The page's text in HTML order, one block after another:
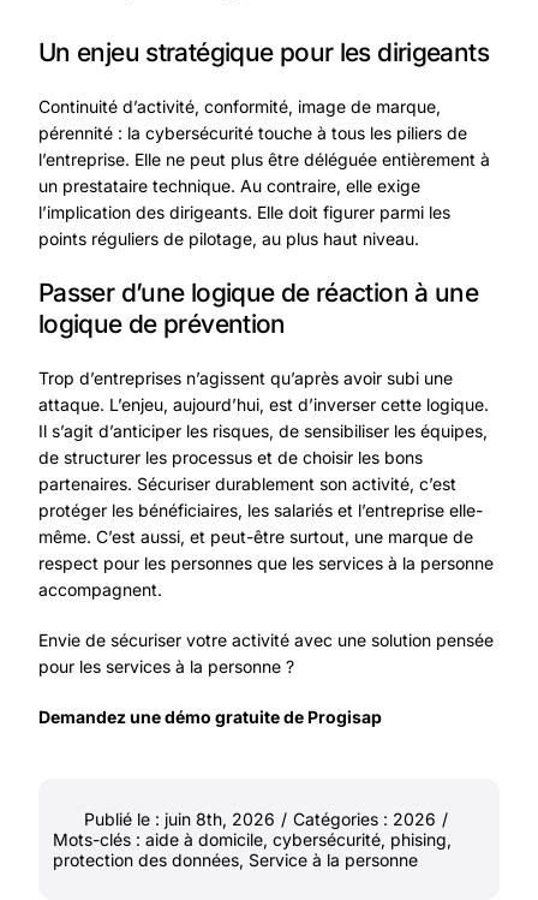
Un enjeu stratégique pour les dirigeants
Continuité d’activité, conformité, image de marque,
pérennité : la cybersécurité touche à tous les piliers de
l’entreprise. Elle ne peut plus être déléguée entièrement à
un prestataire technique. Au contraire, elle exige
l’implication des dirigeants. Elle doit figurer parmi les
points réguliers de pilotage, au plus haut niveau.
Passer d’une logique de réaction à une
logique de prévention
Trop d’entreprises n’agissent qu’après avoir subi une
attaque. L’enjeu, aujourd’hui, est d’inverser cette logique.
Il s’agit d’anticiper les risques, de sensibiliser les équipes,
de structurer les processus et de choisir les bons
partenaires. Sécuriser durablement son activité, c’est
protéger les bénéficiaires, les salariés et l’entreprise elle-
même. C’est aussi, et peut-être surtout, une marque de
respect pour les personnes que les services à la personne
accompagnent.
Envie de sécuriser votre activité avec une solution pensée
pour les services à la personne ?
Demandez une démo gratuite de Progisap
Publié le : juin 8th, 2026 / Catégories : 2026 /
Mots-clés : aide à domicile, cybersécurité, phising,
protection des données, Service à la personne